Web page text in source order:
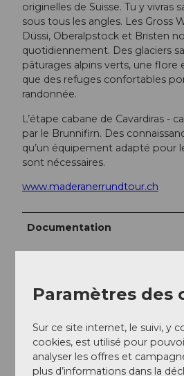
originelles de Suisse. Tu y vivras
sous tous les angles. Les Gross
Düssi, Oberalpstock et Bristen
quotidiennement. Des glaciers
pâturages alpins verts, une flore
que des refuges confortables
randonnée.
L’étape cabane de Cavardiras -
par le Brunnifirn. Des
qu’un équipement adapté pour
sont nécessaires.
www.maderanerrundtour.ch
Documentation
Auteur(e)
Sanna Laurén
Paramètres des
Sur ce site internet, le suivi, y
cookies, est utilisé pour
analyser les offres et
plus d’informations dans la